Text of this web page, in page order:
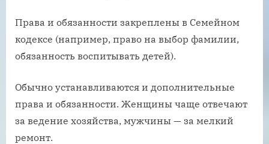
Права и обязанности закреплены в Семейном
кодексе (например, право на выбор фамилии,
обязанность воспитывать детей).
Обычно устанавливаются и дополнительные
права и обязанности. Женщины чаще отвечают
за ведение хозяйства, мужчины — за мелкий
ремонт.